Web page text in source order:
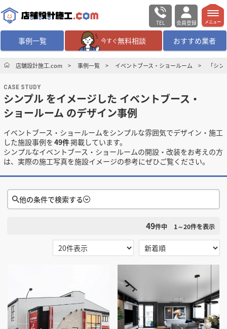
TEL 会員登録
事例一覧 今すぐ無料相談 おすすめ業者
無料相談 ログイン／会員登録
デザイン設計・施工 業者を探す
マッチング案件一覧
店舗設計施工.comとは
内装の費用相場シミュレーター
掲載希望のデザイン設計・施工会社様へ
メニュー
店舗設計施工.com 事例一覧 イベントブース・ショールーム 「シ
CASE STUDY
シンプル をイメージした イベントブース・
ショールーム のデザイン事例
イベントブース・ショールームをシンプルな雰囲気でデザイン・施工
した施設事例を49件掲載しています。
シンプルなイベントブース・ショールームの開設・改装をお考えの方
は、実際の施工写真を施設イメージの参考にぜひご覧ください。
他の条件で検索する
検索条件をクリア
イベントブース・ショールーム
49件中 1～20件を表示